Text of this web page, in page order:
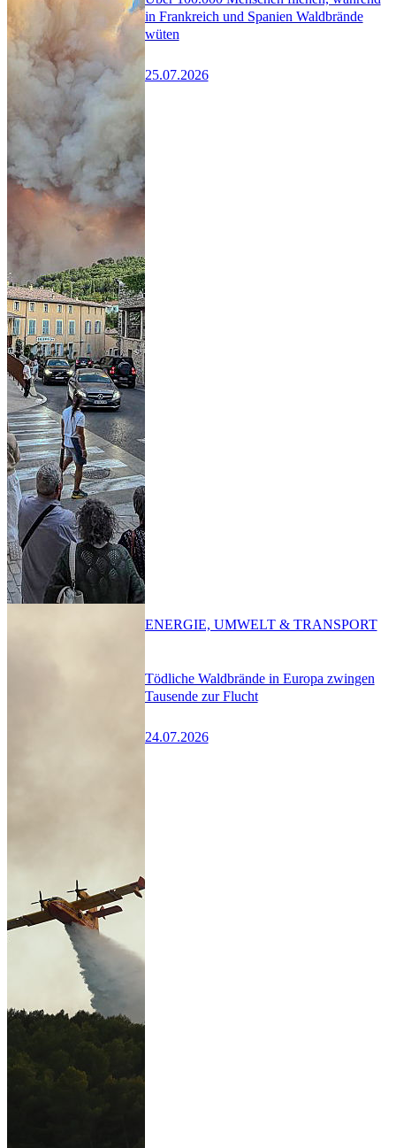
in Frankreich und Spanien Waldbrände
wüten
25.07.2026
Tödliche Waldbrände in Europa zwingen
Tausende zur Flucht
24.07.2026
ENERGIE, UMWELT & TRANSPORT